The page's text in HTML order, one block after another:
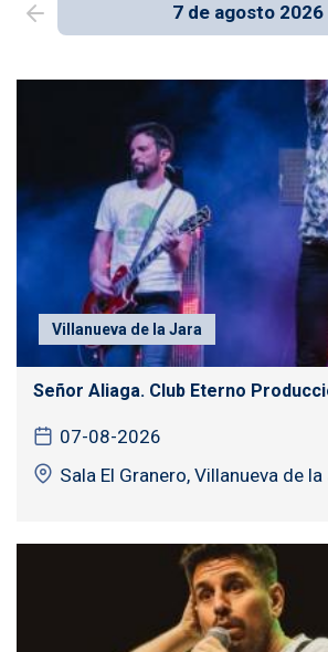
7 de agosto 2026
Villanueva de la Jara
Señor Aliaga. Club Eterno
07-08-2026
Sala El Granero, Villanueva de